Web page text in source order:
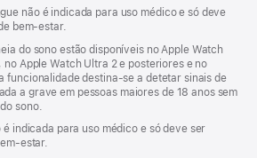
não é indicada para uso médico e só deve
bem‑estar.
do sono estão disponíveis no Apple Watch
Apple Watch Ultra 2 e posteriores e no
funcionalidade destina-se a detetar sinais de
a grave em pessoas maiores de 18 anos sem
sono.
é indicada para uso médico e só deve ser
estar.